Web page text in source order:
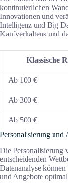
kontinuierlichen
Innovationen und
Intelligenz und Big
Kaufverhaltens und
Klassische
Ab 100 €
Ab 300 €
Ab 500 €
Personalisierung und
Die Personalisierung
entscheidenden
Datenanalyse
und Angebote